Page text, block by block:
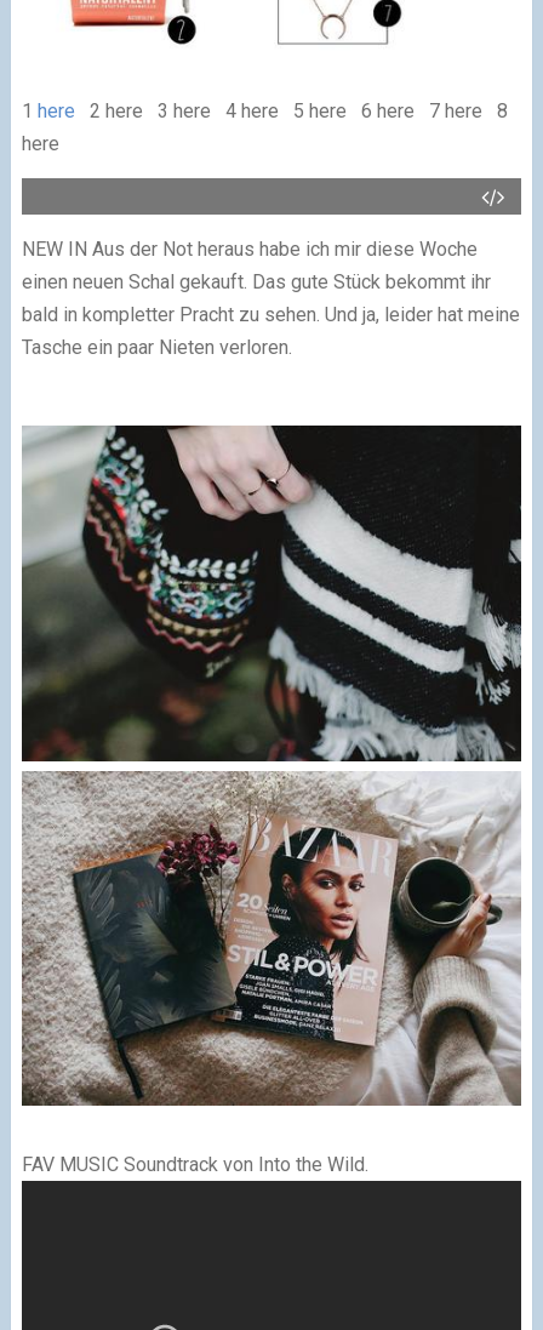
1 here 2 here 3 here 4 here 5 here 6 here 7 here 8
here
NEW IN Aus der Not heraus habe ich mir diese Woche
einen neuen Schal gekauft. Das gute Stück bekommt ihr
bald in kompletter Pracht zu sehen. Und ja, leider hat meine
Tasche ein paar Nieten verloren.
FAV MUSICSoundtrack von Into the Wild.